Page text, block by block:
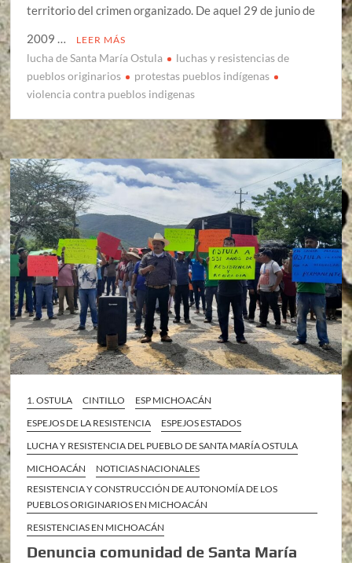
territorio del crimen organizado. De aquel 29 de junio de
2009 …
LEER MÁS
lucha de Santa María Ostula
luchas y resistencias de
pueblos originarios
protestas pueblos indígenas
violencia contra pueblos indigenas
1. OSTULA CINTILLO
ESP MICHOACÁN
ESPEJOS DE LA RESISTENCIA
ESPEJOS ESTADOS
LUCHA Y RESISTENCIA DEL PUEBLO DE SANTA MARÍA OSTULA
MICHOACÁN
NOTICIAS NACIONALES
RESISTENCIA Y CONSTRUCCIÓN DE AUTONOMÍA DE LOS
PUEBLOS ORIGINARIOS EN MICHOACÁN
RESISTENCIAS EN MICHOACÁN
Denuncia comunidad de Santa María